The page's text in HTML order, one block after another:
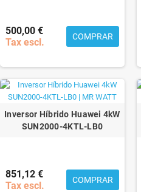
500,00 €
Tax escl.
COMPRAR
Inversor Híbrido Huawei 4kW
SUN2000-4KTL-LB0
851,12 €
Tax escl.
COMPRAR